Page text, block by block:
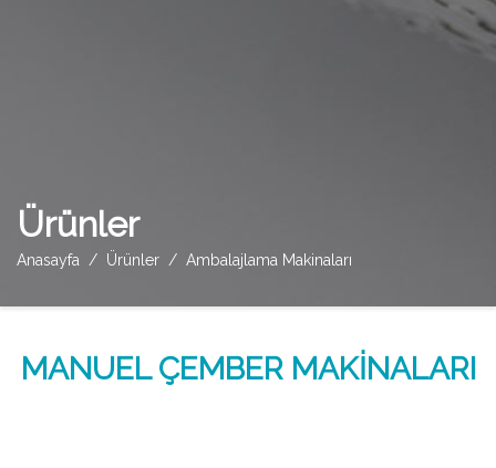
Ürünler
Anasayfa Ürünler Ambalajlama Makinaları
MANUEL ÇEMBER MAKİNALARI